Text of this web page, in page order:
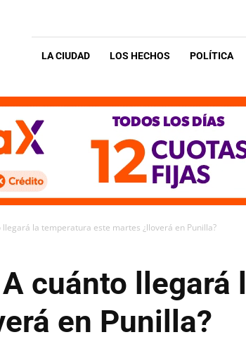
LA CIUDAD LOS HECHOS POLÍTICA
la temperatura este martes ¿lloverá en Punilla?
cuánto llegará
en Punilla?